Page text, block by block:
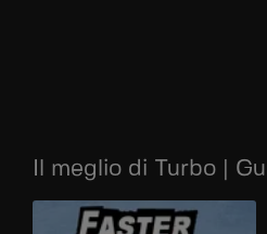
Il meglio di Turbo |